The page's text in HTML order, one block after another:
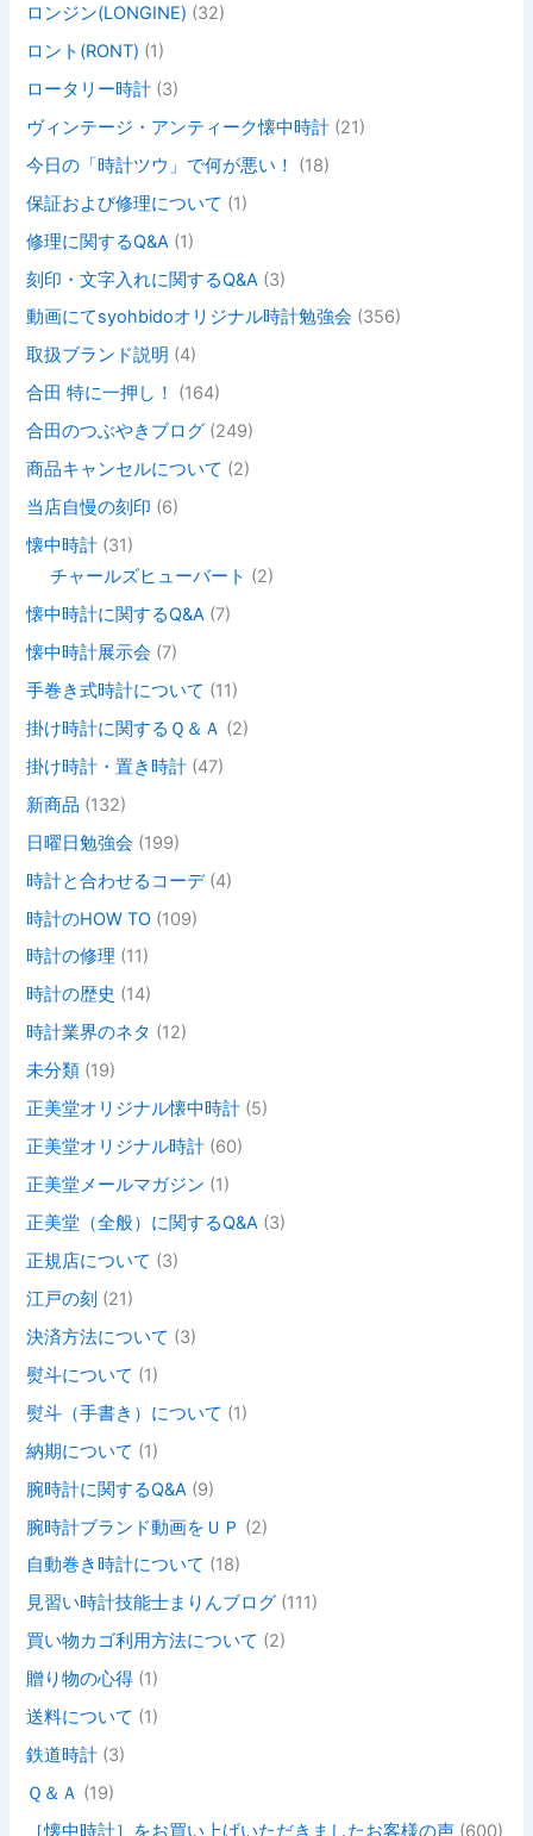
ロンジン(LONGINE) (32)
ロント(RONT) (1)
ロータリー時計 (3)
ヴィンテージ・アンティーク懐中時計 (21)
今日の「時計ツウ」で何が悪い！
(18)
保証および修理について (1)
修理に関するQ&A (1)
刻印・文字入れに関するQ&A (3)
動画にてsyohbidoオリジナル時計勉強会 (356)
取扱ブランド説明 (4)
合田 特に一押し！
(164)
合田のつぶやきブログ (249)
商品キャンセルについて (2)
当店自慢の刻印 (6)
懐中時計 (31)
チャールズヒューバート (2)
懐中時計に関するQ&A (7)
懐中時計展示会 (7)
手巻き式時計について (11)
掛け時計に関するＱ＆Ａ (2)
掛け時計・置き時計 (47)
新商品 (132)
日曜日勉強会 (199)
時計と合わせるコーデ(4)
時計のHOW TO (109)
時計の修理 (11)
時計の歴史 (14)
時計業界のネタ (12)
未分類 (19)
正美堂オリジナル懐中時計 (5)
正美堂オリジナル時計 (60)
正美堂メールマガジン (1)
正美堂（全般）に関するQ&A (3)
正規店について (3)
江戸の刻 (21)
決済方法について (3)
熨斗について (1)
熨斗（手書き）について (1)
納期について (1)
腕時計に関するQ&A (9)
腕時計ブランド動画をＵＰ (2)
自動巻き時計について (18)
見習い時計技能士まりんブログ (111)
買い物カゴ利用方法について (2)
贈り物の心得 (1)
送料について (1)
鉄道時計 (3)
Ｑ＆Ａ (19)
［懐中時計］をお買い上げいただきましたお客様の声 (600)